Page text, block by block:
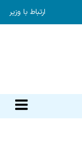
ارتباط با وزیر